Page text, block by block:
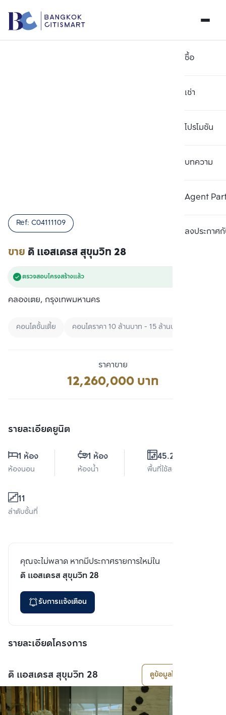
ซื้อ
เช่า
โปรโมชัน
บทความ
Agent
ลงประกาศกั
ขาย ดิ แอสเดรส สุขุมวิท 28
Ref: C04111109
ตรวจสอบโครงสร้างแล้ว
คลองเตย, กรุงเทพมหานคร
คอนโดชั้นเตี้ย คอนโดราคา 10 ล้านบาท - 15 ล้านบาท
ราคาขาย
12,260,000 บาท
รายละเอียดยูนิต
1 ห้อง
ห้องนอน
1 ห้อง
ห้องน้ำ
45.25 ตร.ม.
พื้นที่ใช้สอย
11
ลำดับชั้นที่
คุณจะไม่พลาด หากมีประกาศรายการใหม่ใน
ดิ แอสเดรส สุขุมวิท 28
รับการแจ้งเตือน
รายละเอียดโครงการ
ดิ แอสเดรส สุขุมวิท 28 ดูข้อมูลโครงการ